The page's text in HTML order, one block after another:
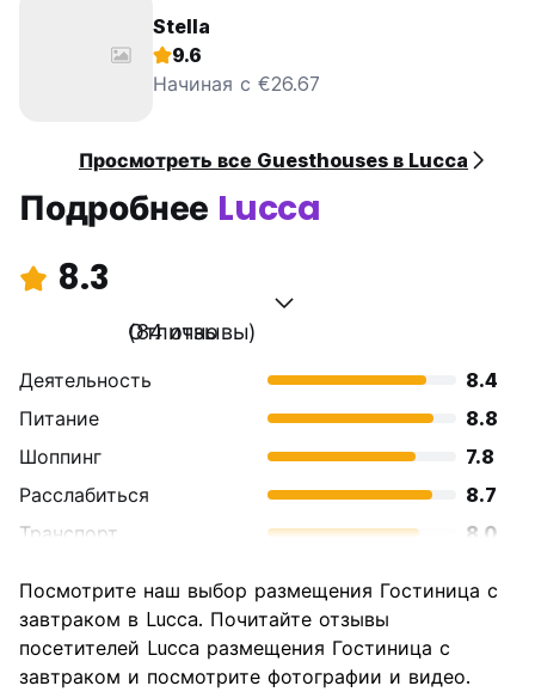
Stella
9.6
Начиная с €26.67
Просмотреть все Guesthouses в Lucca
Подробнее Lucca
8.3
Отлично
(84 отзывы)
Деятельность
8.4
Питание
8.8
Шоппинг
7.8
Расслабиться
8.7
Транспорт
8.0
достопримечательностей
8.5
Культура
Ночная жизнь
7.0
Посмотрите наш выбор размещения Гостиница с
завтраком в Lucca. Почитайте отзывы
посетителей Lucca размещения Гостиница с
завтраком и посмотрите фотографии и видео.